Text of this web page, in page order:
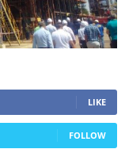
LIKE
FOLLOW